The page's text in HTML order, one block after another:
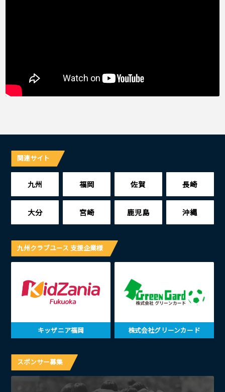
関連サイト
九州 福岡 佐賀 長崎
大分 宮崎 鹿児島 沖縄
九州クラブユース 支援企業様
キッザニア福岡 株式会社グリーンカード
スポンサー募集